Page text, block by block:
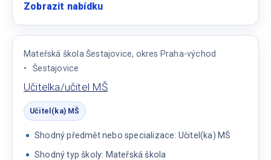
Zobrazit nabídku:
MŠ
Mateřská škola Šestajovice, okres Praha-východ
Šestajovice
Učitelka/učitel MŠ
Učitel(ka) MŠ
Shodný předmět nebo specializace: Učitel(ka) MŠ
Shodný typ školy: Mateřská škola